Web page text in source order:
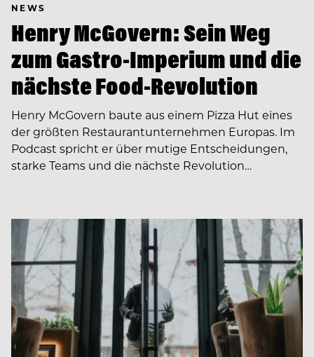
NEWS
Henry McGovern: Sein Weg
zum Gastro-Imperium und die
nächste Food-Revolution
Henry McGovern baute aus einem Pizza Hut eines
der größten Restaurantunternehmen Europas. Im
Podcast spricht er über mutige Entscheidungen,
starke Teams und die nächste Revolution…